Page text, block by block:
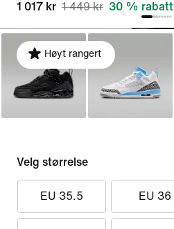
1 017 kr 1 449 kr 30 % rabatt
Høyt rangert
Velg størrelse
EU 35.5 EU 36